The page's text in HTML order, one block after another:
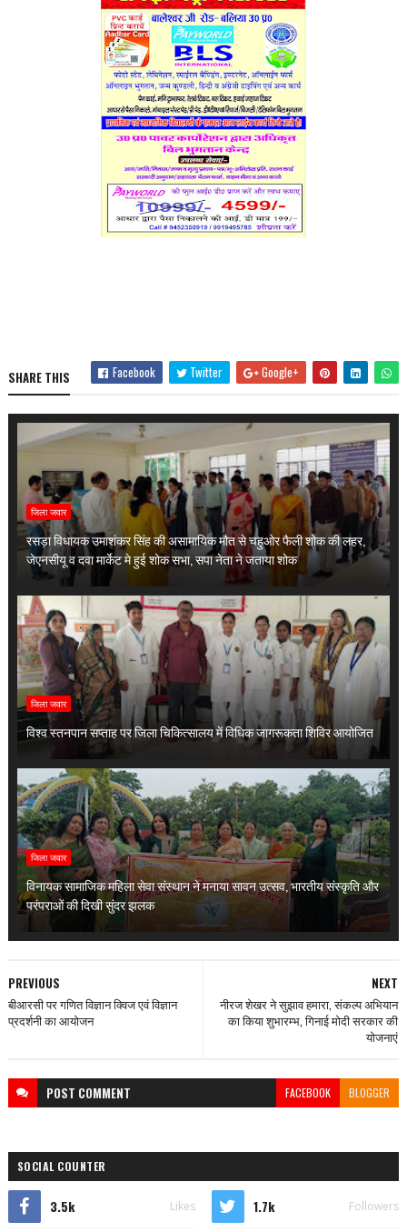
SHARE THIS Facebook Twitter Google+
जिला जवार
रसड़ा विधायक उमाशंकर सिंह की असामायिक मौत से चहुओर फैली शोक की लहर,
जेएनसीयू व दवा मार्केट मे हुई शोक सभा, सपा नेता ने जताया शोक
जिला जवार
विश्व स्तनपान सप्ताह पर जिला चिकित्सालय में विधिक जागरूकता शिविर आयोजित
जिला जवार
विनायक सामाजिक महिला सेवा संस्थान ने मनाया सावन उत्सव, भारतीय संस्कृति और
परंपराओं की दिखी सुंदर झलक
NEXT
नीरज शेखर ने सुझाव हमारा, संकल्प अभियान
का किया शुभारम्भ, गिनाई मोदी सरकार की
योजनाएं
PREVIOUS
बीआरसी पर गणित विज्ञान क्विज एवं विज्ञान
प्रदर्शनी का आयोजन
POST COMMENT FACEBOOK BLOGGER
SOCIAL COUNTER
3.5k Likes 1.7k Followers